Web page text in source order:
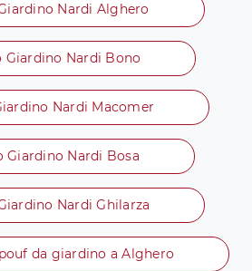
Nardi Alghero
Giardino Nardi Bono
Nardi Macomer
Giardino Nardi Bosa
Nardi Ghilarza
da giardino a Alghero